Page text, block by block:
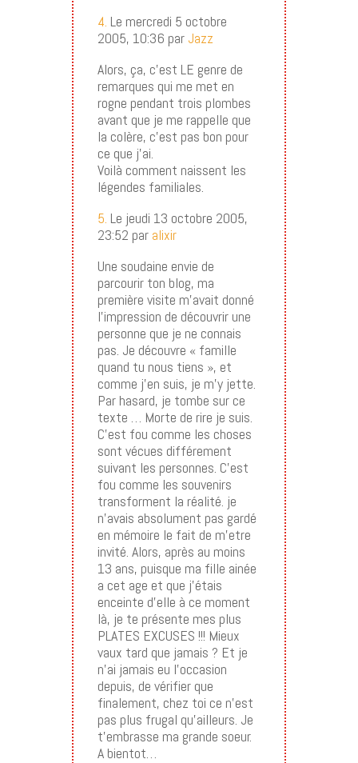
4. Le mercredi 5 octobre
2005, 10:36 par Jazz
Alors, ça, c’est LE genre de
remarques qui me met en
rogne pendant trois plombes
avant que je me rappelle que
la colère, c’est pas bon pour
ce que j’ai.
Voilà comment naissent les
légendes familiales.
5. Le jeudi 13 octobre 2005,
23:52 par alixir
Une soudaine envie de
parcourir ton blog, ma
première visite m’avait donné
l’impression de découvrir une
personne que je ne connais
pas. Je découvre « famille
quand tu nous tiens », et
comme j’en suis, je m’y jette.
Par hasard, je tombe sur ce
texte … Morte de rire je suis.
C’est fou comme les choses
sont vécues différement
suivant les personnes. C’est
fou comme les souvenirs
transforment la réalité. je
n’avais absolument pas gardé
en mémoire le fait de m’etre
invité. Alors, après au moins
13 ans, puisque ma fille ainée
a cet age et que j’étais
enceinte d’elle à ce moment
là, je te présente mes plus
PLATES EXCUSES !!! Mieux
vaux tard que jamais ? Et je
n’ai jamais eu l’occasion
depuis, de vérifier que
finalement, chez toi ce n’est
pas plus frugal qu’ailleurs. Je
t’embrasse ma grande soeur.
A bientot…